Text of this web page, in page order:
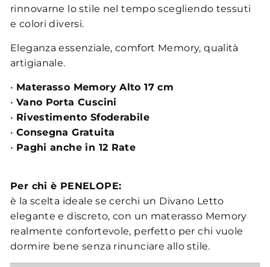
rinnovarne lo stile nel tempo scegliendo tessuti
e colori diversi.
Eleganza essenziale, comfort Memory, qualità
artigianale.
• Materasso Memory Alto 17 cm
• Vano Porta Cuscini
• Rivestimento Sfoderabile
• Consegna Gratuita
• Paghi anche in 12 Rate
Per chi è PENELOPE:
è la scelta ideale se cerchi un Divano Letto
elegante e discreto, con un materasso Memory
realmente confortevole, perfetto per chi vuole
dormire bene senza rinunciare allo stile.